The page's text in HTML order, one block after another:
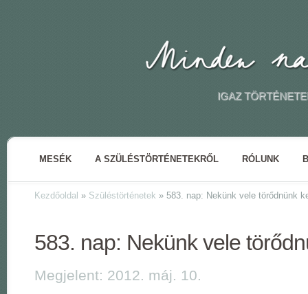
IGAZ
MESÉK A SZÜLÉSTÖRTÉNETEKRŐL RÓLUNK
Kezdőoldal » Szüléstörténetek » 583. nap: Nekünk vele törődnünk
583. nap: Nekünk vele
Megjelent: 2012. máj. 10.